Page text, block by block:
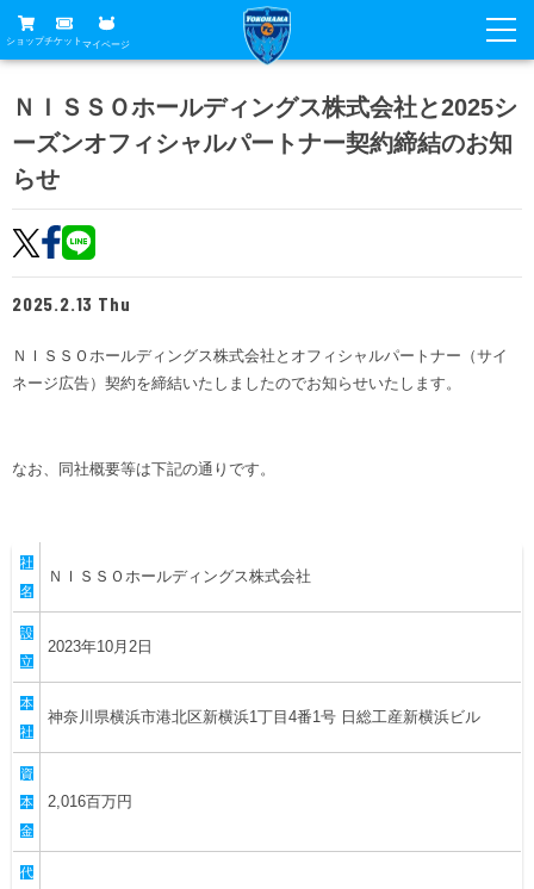
ショップチケット マイページ
グッズ
ホームタウン
トップチーム
試合
試合
試合日程
順位表
チケット
チケットガイド
席種・価格表
チケット購入方法
スケジュール
横浜FC観戦ガイド
観戦ルール・マナー
クラブ
ヒストリー
サステナビリティ
ホームタウン活動
横浜FCスポーツクラブ
ニッパツ横浜FCシーガルズ
ゲームスチュワード
学生インターンシップ
クラブメンバー
スタータークラブ
スペシャルコンテンツ
オリジナルビール
育成ビジョン
試合日程・結果
アカデミー選手
アカデミースタッフ
サッカースクール
チアスクール
パートナー
パートナー一覧
あしながドリーム基金
お問い合わせ
お問い合わせ
ＮＩＳＳＯホールディングス株式会社と2025シ
ーズンオフィシャルパートナー契約締結のお知
らせ
2025.2.13 Thu
ＮＩＳＳＯホールディングス株式会社とオフィシャルパートナー（サイ
ネージ広告）契約を締結いたしましたのでお知らせいたします。
なお、同社概要等は下記の通りです。
社
名
ＮＩＳＳＯホールディングス株式会社
設
立
2023年10月2日
本
社
神奈川県横浜市港北区新横浜1丁目4番1号 日総工産新横浜ビル
資
本
金
2,016百万円
代